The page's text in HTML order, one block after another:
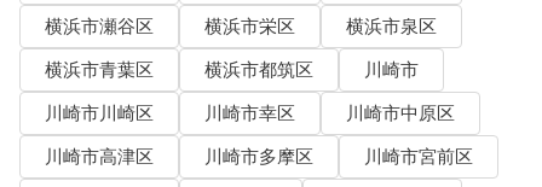
横浜市瀬谷区
横浜市栄区
横浜市泉区
横浜市青葉区
横浜市都筑区
川崎市
川崎市川崎区
川崎市幸区
川崎市中原区
川崎市高津区
川崎市多摩区
川崎市宮前区